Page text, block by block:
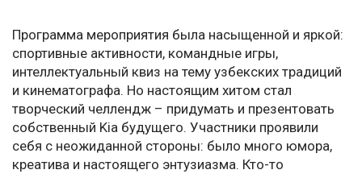
Программа мероприятия была насыщенной и яркой:
спортивные активности, командные игры,
интеллектуальный квиз на тему узбекских традиций
и кинематографа. Но настоящим хитом стал
творческий челлендж – придумать и презентовать
собственный Kia будущего. Участники проявили
себя с неожиданной стороны: было много юмора,
креатива и настоящего энтузиазма. Кто-то